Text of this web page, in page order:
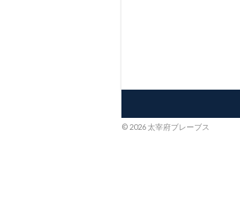
© 2026 太宰府ブレーブス